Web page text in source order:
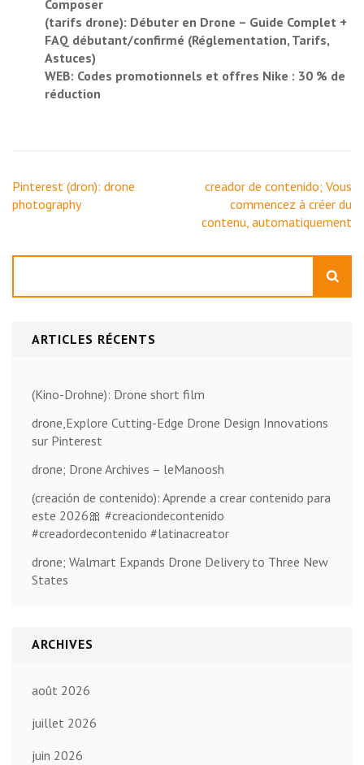
Composer
(tarifs drone): Débuter en Drone – Guide Complet +
FAQ débutant/confirmé (Réglementation, Tarifs,
Astuces)
WEB: Codes promotionnels et offres Nike : 30 % de
réduction
Navigation
de
Pinterest (dron): drone
photography
creador de contenido; Vous
commencez à créer du
contenu, automatiquement
ARTICLES RÉCENTS
(Kino-Drohne): Drone short film
drone,Explore Cutting-Edge Drone Design Innovations
sur Pinterest
drone; Drone Archives – leManoosh
(creación de contenido): Aprende a crear contenido para
este 2026🎀 #creaciondecontenido
#creadordecontenido #latinacreator
drone; Walmart Expands Drone Delivery to Three New
States
ARCHIVES
août 2026
juillet 2026
juin 2026